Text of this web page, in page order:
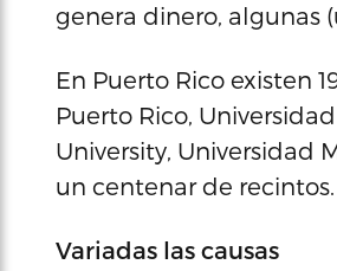
genera dinero, algunas
En Puerto Rico existen
Puerto Rico,
University, Universidad
un centenar de recintos.
Variadas las causas